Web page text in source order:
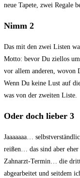
neue Tapete, zwei Regale
Nimm 2
Das mit den zwei Listen
Motto: bevor Du ziellos
vor allem anderen, wovon
Wenn Du keine Lust auf
was von der zweiten Liste.
Oder doch lieber 3
Jaaaaaaa…
reißen… das sind aber eher
Zahnarzt-Termin… die
abgearbeitet und seitdem